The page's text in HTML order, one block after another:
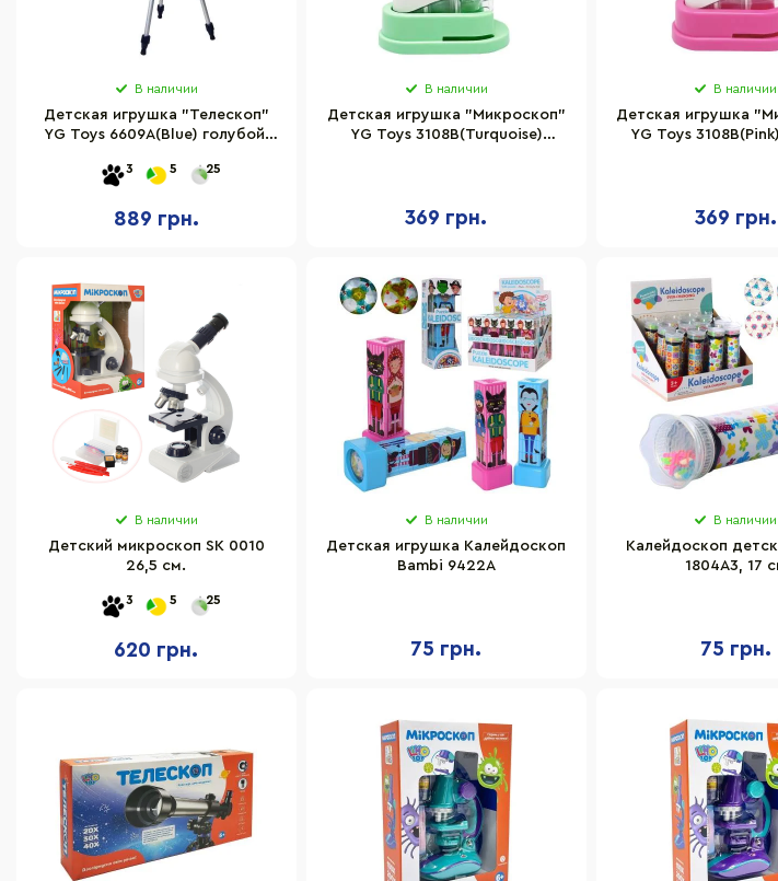
В наличии
Детская игрушка "Телескоп"
YG Toys 6609A(Blue) голубой,
3 5 25
889 грн.
В наличии
Детская игрушка "Микроскоп"
YG Toys 3108B(Turquoise)
369 грн.
В наличии
Детская игрушка
YG Toys
369 грн.
В наличии
Детский микроскоп SK 0010
26,5 см.
3 5 25
620 грн.
В наличии
Детская игрушка Калейдоскоп
Bambi 9422A
75 грн.
В наличии
Калейдоскоп
1804A3, 17
75 грн.